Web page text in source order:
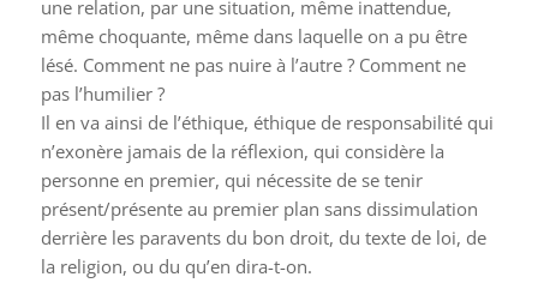
une relation, par une situation, même inattendue,
même choquante, même dans laquelle on a pu être
lésé. Comment ne pas nuire à l’autre ? Comment ne
pas l’humilier ?
Il en va ainsi de l’éthique, éthique de responsabilité qui
n’exonère jamais de la réflexion, qui considère la
personne en premier, qui nécessite de se tenir
présent/présente au premier plan sans dissimulation
derrière les paravents du bon droit, du texte de loi, de
la religion, ou du qu’en dira-t-on.